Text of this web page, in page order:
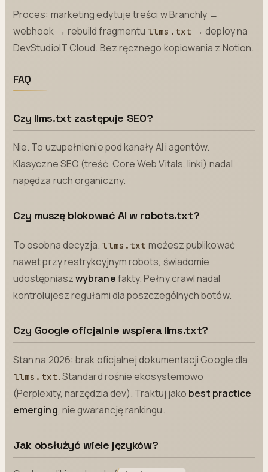
Proces: marketing edytuje treści w Branchly →
webhook → rebuild fragmentu llms.txt → deploy na
DevStudioIT Cloud. Bez ręcznego kopiowania z Notion.
FAQ
Czy llms.txt zastępuje SEO?
Nie. To uzupełnienie pod kanały AI i agentów.
Klasyczne SEO (treść, Core Web Vitals, linki) nadal
napędza ruch organiczny.
Czy muszę blokować AI w robots.txt?
To osobna decyzja. llms.txt możesz publikować
nawet przy restrykcyjnym robots, świadomie
udostępniaszwybranefakty. Pełny crawl nadal
kontrolujesz regułami dla poszczególnych botów.
Czy Google oficjalnie wspiera llms.txt?
Stan na 2026: brak oficjalnej dokumentacji Google dla
llms.txt. Standard rośnie ekosystemowo
(Perplexity, narzędzia dev). Traktuj jako best practice
emerging, nie gwarancję rankingu.
Jak obsłużyć wiele języków?